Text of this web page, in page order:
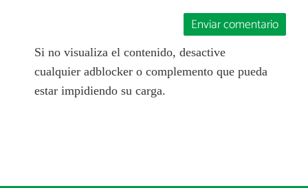
Enviar comentario
Si no visualiza el contenido, desactive
cualquier adblocker o complemento que pueda
estar impidiendo su carga.